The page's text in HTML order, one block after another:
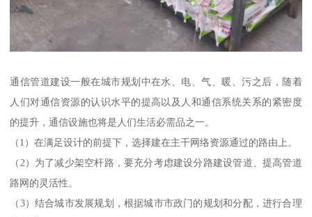
通信管道建设一般在城市规划中在水、电、气、暖、污之后，随着
人们对通信资源的认识水平的提高以及人和通信系统关系的紧密度
的提升，通信设施也将是人们生活必需品之一。
（1）在满足设计的前提下，选择建在主干网络资源通过的路由上。
（2）为了减少架空杆路，要充分考虑建设分路建设管道、提高管道
路网的灵活性。
（3）结合城市发展规划，根据城市市政门的规划和分配，进行合理